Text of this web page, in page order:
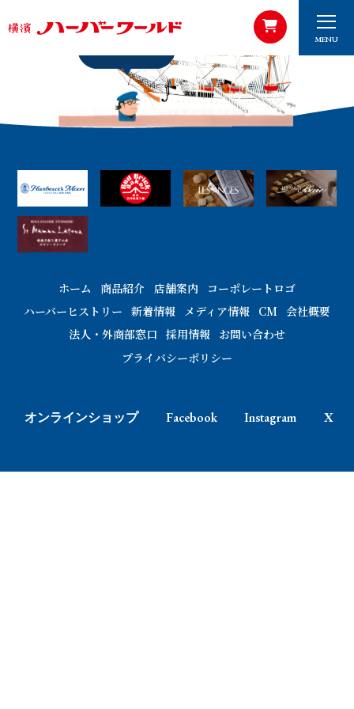
MENU
ホーム 商品紹介 店舗案内
コーポレートロゴ
ハーバーヒストリー 新着情報 メディア情報 CM 会社概要
法人・外商部窓口 採用情報 お問い合わせ
プライバシーポリシー
オンラインショップ Facebook Instagram X